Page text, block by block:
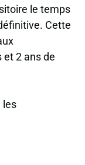
le temps
Cette
et 2 ans de
les